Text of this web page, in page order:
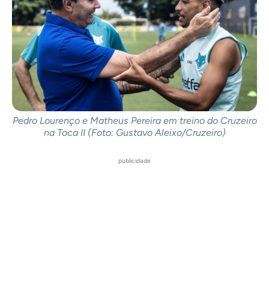
Pedro Lourenço e Matheus Pereira em treino do Cruzeiro
na Toca II (Foto: Gustavo Aleixo/Cruzeiro)
publicidade